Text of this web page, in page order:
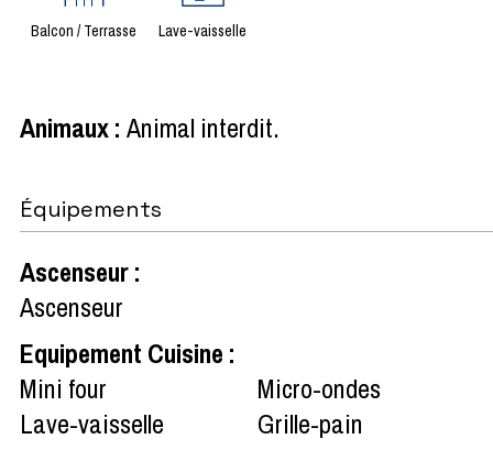
Balcon / Terrasse Lave-vaisselle
Animaux: Animal interdit
Équipements
Ascenseur:
Ascenseur
Equipement Cuisine :
Mini four
Micro-ondes
Lave-vaisselle
Grille-pain